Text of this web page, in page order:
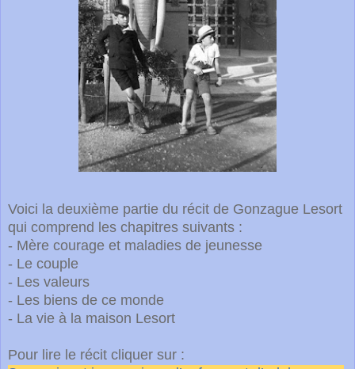
Voici la deuxième partie du récit de Gonzague Lesort
qui comprend les chapitres suivants :
- Mère courage et maladies de jeunesse
- Le couple
- Les valeurs
- Les biens de ce monde
- La vie à la maison Lesort
Pour lire le récit cliquer sur :